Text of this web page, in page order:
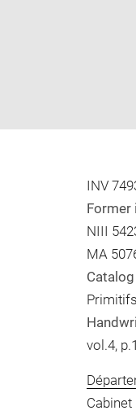
INV
Former
NIII
MA
vol.4,